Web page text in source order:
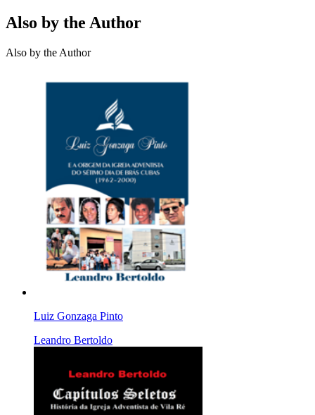
Also by the Author
Also by the Author
Luiz Gonzaga Pinto
Leandro Bertoldo